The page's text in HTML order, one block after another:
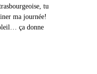
tu
ma journée!
ça donne